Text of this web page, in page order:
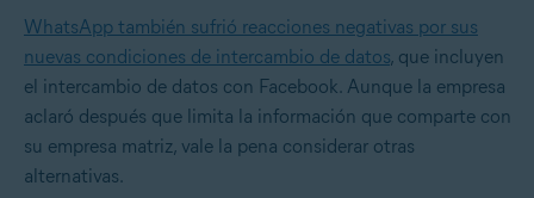
WhatsApp también sufrió reacciones negativas por sus
nuevas condiciones de intercambio de datos, que incluyen
el intercambio de datos con Facebook. Aunque la empresa
aclaró después que limita la información que comparte con
su empresa matriz, vale la pena considerar otras
alternativas.